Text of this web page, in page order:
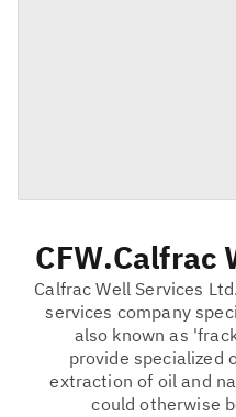
Calfrac
CFW
Calfrac Well Services
services company
also known as
provide specialized
extraction of oil and
could otherwise